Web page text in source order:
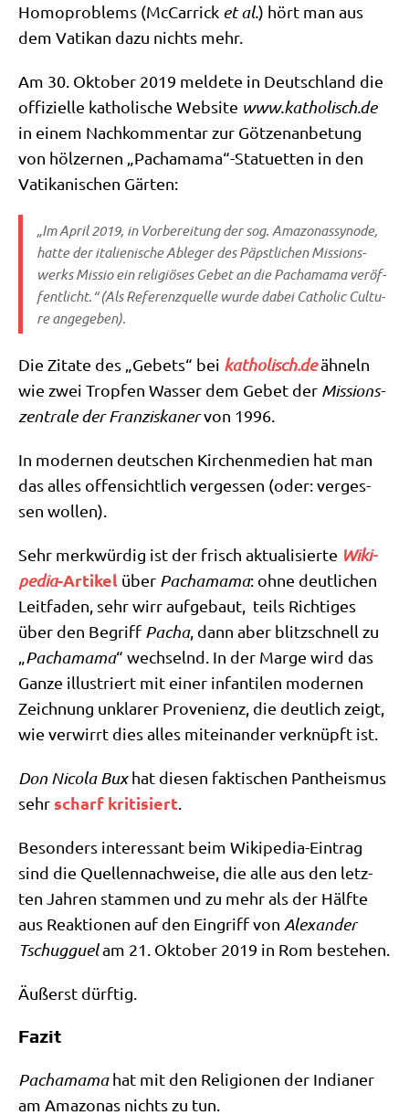
Homo­pro­blems (McCar­ri­ck et al.) hört man aus
dem Vati­kan dazu nichts mehr.
Am 30. Okto­ber 2019 mel­de­te in Deutsch­land die
offi­zi­el­le katho­li­sche Web­site www​.katho​lisch​.de
in einem Nach­kom­men­tar zur Göt­zen­an­be­tung
von höl­zer­nen „Pachamama“-Statuetten in den
Vati­ka­ni­schen Gärten:
„Im April 2019, in Vor­be­rei­tung der sog. Ama­zo­nas­syn­ode,
hat­te der ita­lie­ni­sche Able­ger des Päpst­li­chen Mis­si­ons­
werks Mis­sio ein reli­giö­ses Gebet an die Pacha­ma­ma ver­öf­
fent­licht.“ (Als Refe­renz­quel­le wur­de dabei Catho­lic Cul­tu­
reangegeben).
Die Zita­te des „Gebets“ bei katho​lisch​.deähneln
wie zwei Trop­fen Was­ser dem Gebet der Mis­si­ons­
zen­tra­le der Fran­zis­ka­nervon 1996.
In moder­nen deut­schen Kir­chen­me­di­en hat man
das alles offen­sicht­lich ver­ges­sen (oder: ver­ges­
sen wollen).
Sehr merk­wür­dig ist der frisch aktua­li­sier­te Wiki­
pe­dia-Arti­kel über Pacha­ma­ma: ohne deut­li­chen
Leit­fa­den, sehr wirr auf­ge­baut, teils Rich­ti­ges
über den Begriff Pacha, dann aber blitz­schnell zu
Pacha­ma­ma“ wech­selnd. In der Mar­ge wird das
Gan­ze illu­striert mit einer infan­ti­len moder­nen
Zeich­nung unkla­rer Pro­ve­ni­enz, die deut­lich zeigt,
wie ver­wirrt dies alles mit­ein­an­der ver­knüpft ist.
Don Nico­la Buxhat die­sen fak­ti­schen Pan­the­is­mus
sehr scharf kri­ti­siert
Beson­ders inter­es­sant beim Wiki­pe­dia-Ein­trag
sind die Quel­len­nach­wei­se, die alle aus den letz­
ten Jah­ren stam­men und zu mehr als der Hälf­te
aus Reak­tio­nen auf den Ein­griff von Alex­an­der
Tschug­guelam 21. Okto­ber 2019 in Rom bestehen.
Äußerst dürf­tig.
Fazit
Pacha­ma­mahat mit den Reli­gio­nen der India­ner
am Ama­zo­nas nichts zu tun.